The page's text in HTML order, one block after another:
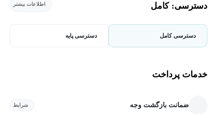
دسترسی: کامل اطلاعات بیشتر
دسترسی کامل دسترسی پایه
خدمات پرداخت
ضمانت بازگشت وجه شرایط